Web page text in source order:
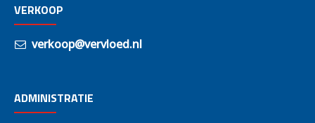
VERKOOP
verkoop@vervloed.nl
ADMINISTRATIE